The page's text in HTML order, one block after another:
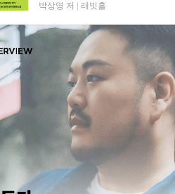
박상영 저 래빗홀